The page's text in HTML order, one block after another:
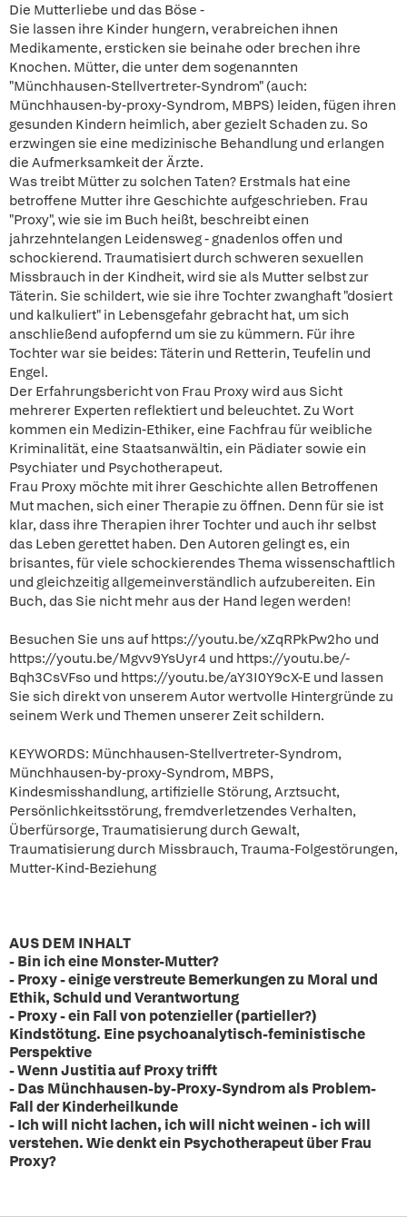
Die Mutterliebe und das Böse -
Sie lassen ihre Kinder hungern, verabreichen ihnen
Medikamente, ersticken sie beinahe oder brechen ihre
Knochen. Mütter, die unter dem sogenannten
"Münchhausen-Stellvertreter-Syndrom" (auch:
Münchhausen-by-proxy-Syndrom, MBPS) leiden, fügen ihren
gesunden Kindern heimlich, aber gezielt Schaden zu. So
erzwingen sie eine medizinische Behandlung und erlangen
die Aufmerksamkeit der Ärzte.
Was treibt Mütter zu solchen Taten? Erstmals hat eine
betroffene Mutter ihre Geschichte aufgeschrieben. Frau
"Proxy", wie sie im Buch heißt, beschreibt einen
jahrzehntelangen Leidensweg - gnadenlos offen und
schockierend. Traumatisiert durch schweren sexuellen
Missbrauch in der Kindheit, wird sie als Mutter selbst zur
Täterin. Sie schildert, wie sie ihre Tochter zwanghaft "dosiert
und kalkuliert" in Lebensgefahr gebracht hat, um sich
anschließend aufopfernd um sie zu kümmern. Für ihre
Tochter war sie beides: Täterin und Retterin, Teufelin und
Engel.
Der Erfahrungsbericht von Frau Proxy wird aus Sicht
mehrerer Experten reflektiert und beleuchtet. Zu Wort
kommen ein Medizin-Ethiker, eine Fachfrau für weibliche
Kriminalität, eine Staatsanwältin, ein Pädiater sowie ein
Psychiater und Psychotherapeut.
Frau Proxy möchte mit ihrer Geschichte allen Betroffenen
Mut machen, sich einer Therapie zu öffnen. Denn für sie ist
klar, dass ihre Therapien ihrer Tochter und auch ihr selbst
das Leben gerettet haben. Den Autoren gelingt es, ein
brisantes, für viele schockierendes Thema wissenschaftlich
und gleichzeitig allgemeinverständlich aufzubereiten. Ein
Buch, das Sie nicht mehr aus der Hand legen werden!
Besuchen Sie uns auf https://youtu.be/xZqRPkPw2ho und
https://youtu.be/Mgvv9YsUyr4 und https://youtu.be/-
Bqh3CsVFso und https://youtu.be/aY3I0Y9cX-E und lassen
Sie sich direkt von unserem Autor wertvolle Hintergründe zu
seinem Werk und Themen unserer Zeit schildern.
KEYWORDS: Münchhausen-Stellvertreter-Syndrom,
Münchhausen-by-proxy-Syndrom, MBPS,
Kindesmisshandlung, artifizielle Störung, Arztsucht,
Persönlichkeitsstörung, fremdverletzendes Verhalten,
Überfürsorge, Traumatisierung durch Gewalt,
Traumatisierung durch Missbrauch, Trauma-Folgestörungen,
Mutter-Kind-Beziehung
AUS DEM INHALT
- Bin ich eine Monster-Mutter?
- Proxy - einige verstreute Bemerkungen zu Moral und
Ethik, Schuld und Verantwortung
- Proxy - ein Fall von potenzieller (partieller?)
Kindstötung. Eine psychoanalytisch-feministische
Perspektive
- Wenn Justitia auf Proxy trifft
- Das Münchhausen-by-Proxy-Syndrom als Problem-
Fall der Kinderheilkunde
- Ich will nicht lachen, ich will nicht weinen - ich will
verstehen. Wie denkt ein Psychotherapeut über Frau
Proxy?